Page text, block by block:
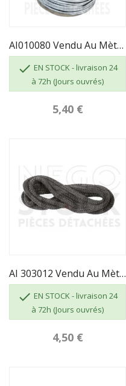
AI010080 Vendu Au Mètre - JOINT VITRE 7 X 3...
 EN STOCK - livraison 24
à 72h (Jours ouvrés)
5,40 €
AI 303012 Vendu Au Mètre - JOINT TRESSE...
 EN STOCK - livraison 24
à 72h (Jours ouvrés)
4,50 €